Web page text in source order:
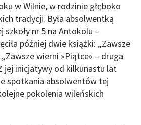
w Wilnie, w rodzinie głęboko
tradycji. Była absolwentką
nr 5 na Antokolu –
później dwie książki: „Zawsze
wierni »Piątce« – druga
jej inicjatywy od kilkunastu lat
spotkania absolwentów tej
pokolenia wileńskich